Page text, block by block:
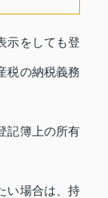
示をしても登
税の納税義務
記簿上の所有
い場合は、持